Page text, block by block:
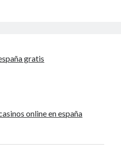
gratis
online en españa